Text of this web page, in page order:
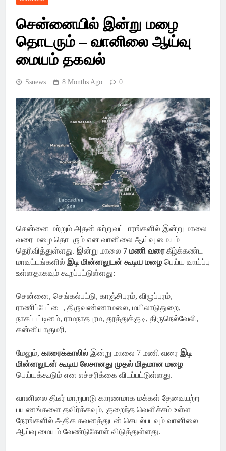
News, India News,
World News –
SSsnews
சென்னையில் இன்று மழை
தொடரும் – வானிலை ஆய்வு
மையம் தகவல்
Ssnews 8 Months Ago 0
சென்னை மற்றும் அதன் சுற்றுவட்டாரங்களில் இன்று மாலை
வரை மழை தொடரும் என வானிலை ஆய்வு மையம்
தெரிவித்துள்ளது. இன்று மாலை 7 மணி வரைகீழ்க்கண்ட
மாவட்டங்களில் இடி மின்னலுடன் கூடிய மழைபெய்ய வாய்ப்பு
உள்ளதாகவும் கூறப்பட்டுள்ளது:
சென்னை, செங்கல்பட்டு, காஞ்சிபுரம், விழுப்புரம்,
ராணிப்பேட்டை, திருவண்ணாமலை, மயிலாடுதுறை,
நாகப்பட்டினம், ராமநாதபுரம, தூத்துக்குடி, திருநெல்வேலி,
கன்னியாகுமரி,
மேலும், காரைக்காலில் இன்று மாலை 7 மணி வரை இடி
மின்னலுடன் கூடிய லேசானது முதல் மிதமான மழை
பெய்யக்கூடும் என எச்சரிக்கை விடப்பட்டுள்ளது.
வானிலை திடீர் மாறுபாடு காரணமாக மக்கள் தேவையற்ற
பயணங்களை தவிர்க்கவும், குறைந்த வெளிச்சம் உள்ள
நேரங்களில் அதிக கவனத்துடன் செயல்படவும் வானிலை
ஆய்வு மையம் வேண்டுகோள் விடுத்துள்ளது.